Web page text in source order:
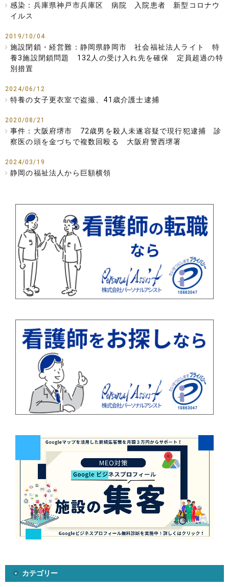
感染：兵庫県神戸市兵庫区 病院 入院患者 新型コロナウ
イルス
2019/10/04
施設閉鎖・経営難：静岡県静岡市 社会福祉法人ライト 特
養3施設閉鎖問題 132人の受け入れ先を確保 定員超過の特
別措置
2024/06/12
特養の女子更衣室で盗撮、41歳介護士逮捕
2020/08/21
事件：大阪府堺市 72歳男を殺人未遂容疑で現行犯逮捕 診
察医の頭を金づちで複数回殴る 大阪府警西堺署
2024/03/19
静岡の福祉法人から巨額横領
カテゴリー